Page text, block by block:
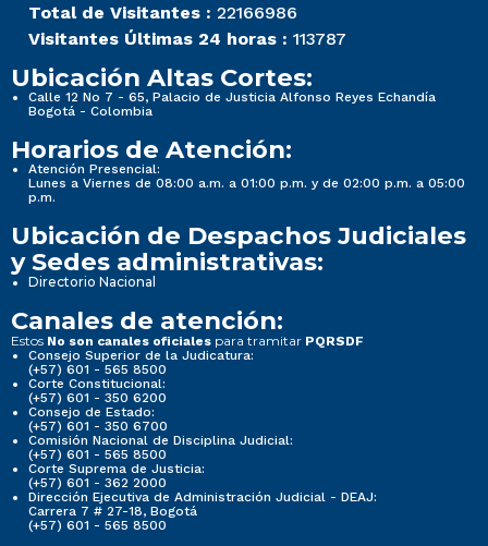
Total de Visitantes : 22166986
Visitantes Últimas 24 horas : 113787
Ubicación Altas Cortes:
Calle 12 No 7 - 65, Palacio de Justicia Alfonso Reyes Echandía
Bogotá - Colombia
Horarios de Atención:
Atención Presencial:
Lunes a Viernes de 08:00 a.m. a 01:00 p.m. y de 02:00 p.m. a 05:00
p.m.
Ubicación de Despachos Judiciales
y Sedes administrativas:
Directorio Nacional
Canales de atención:
Estos No son canales oficiales para tramitar PQRSDF
Consejo Superior de la Judicatura:
(+57) 601 - 565 8500
Corte Constitucional:
(+57) 601 - 350 6200
Consejo de Estado:
(+57) 601 - 350 6700
Comisión Nacional de Disciplina Judicial:
(+57) 601 - 565 8500
Corte Suprema de Justicia:
(+57) 601 - 362 2000
Dirección Ejecutiva de Administración Judicial - DEAJ:
Carrera 7 # 27-18, Bogotá
(+57) 601 - 565 8500